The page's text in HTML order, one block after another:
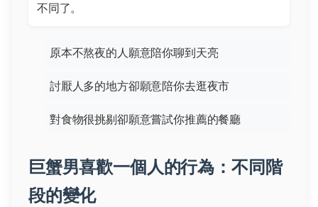
不同了。
原本不熬夜的人願意陪你聊到天亮
討厭人多的地方卻願意陪你去逛夜市
對食物很挑剔卻願意嘗試你推薦的餐廳
巨蟹男喜歡一個人的行為：不同階
段的變化